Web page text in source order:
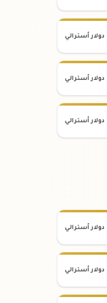
دولار أسترالي
دولار أسترالي
دولار أسترالي
دولار أسترالي
دولار أسترالي